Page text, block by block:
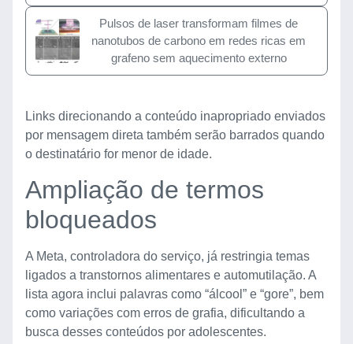
Pulsos de laser transformam filmes de
nanotubos de carbono em redes ricas em
grafeno sem aquecimento externo
Links direcionando a conteúdo inapropriado enviados
por mensagem direta também serão barrados quando
o destinatário for menor de idade.
Ampliação de termos
bloqueados
A Meta, controladora do serviço, já restringia temas
ligados a transtornos alimentares e automutilação. A
lista agora inclui palavras como “álcool” e “gore”, bem
como variações com erros de grafia, dificultando a
busca desses conteúdos por adolescentes.